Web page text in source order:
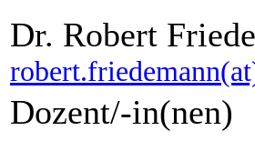
Dr. Robert
Dozent/-in(nen)